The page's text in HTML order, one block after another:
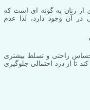
از زنان به گونه ای است که
آن وجود دارد، لذا عدم
راحتی و تسلط بیشتری
تا از درد احتمالی جلوگیری